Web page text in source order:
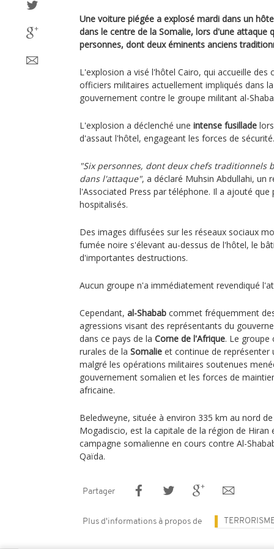
Une voiture piégée a explosé mardi dans un
dans le centre de la Somalie, lors d'une attaque
personnes, dont deux éminents anciens
L'explosion a visé l'hôtel Cairo, qui accueille des
officiers militaires actuellement impliqués dans
gouvernement contre le groupe militant al-
L'explosion a déclenché une intense fusillade
d'assaut l'hôtel, engageant les forces de sécurité.
"Six personnes, dont deux chefs traditionnels
dans l'attaque", a déclaré Muhsin Abdullahi, un
l'Associated Press par téléphone. Il a ajouté que
hospitalisés.
Des images diffusées sur les réseaux sociaux
fumée noire s'élevant au-dessus de l'hôtel, le
d'importantes destructions.
Aucun groupe n'a immédiatement revendiqué
Cependant, al-Shabab commet fréquemment
agressions visant des représentants du
dans ce pays de la Corne de l'Afrique. Le groupe
rurales de la Somalie et continue de représenter
malgré les opérations militaires soutenues
gouvernement somalien et les forces de
africaine.
Beledweyne, située à environ 335 km au nord
Mogadiscio, est la capitale de la région de Hiran
campagne somalienne en cours contre Al-
Qaïda.
Partager
Plus d'informations à propos de